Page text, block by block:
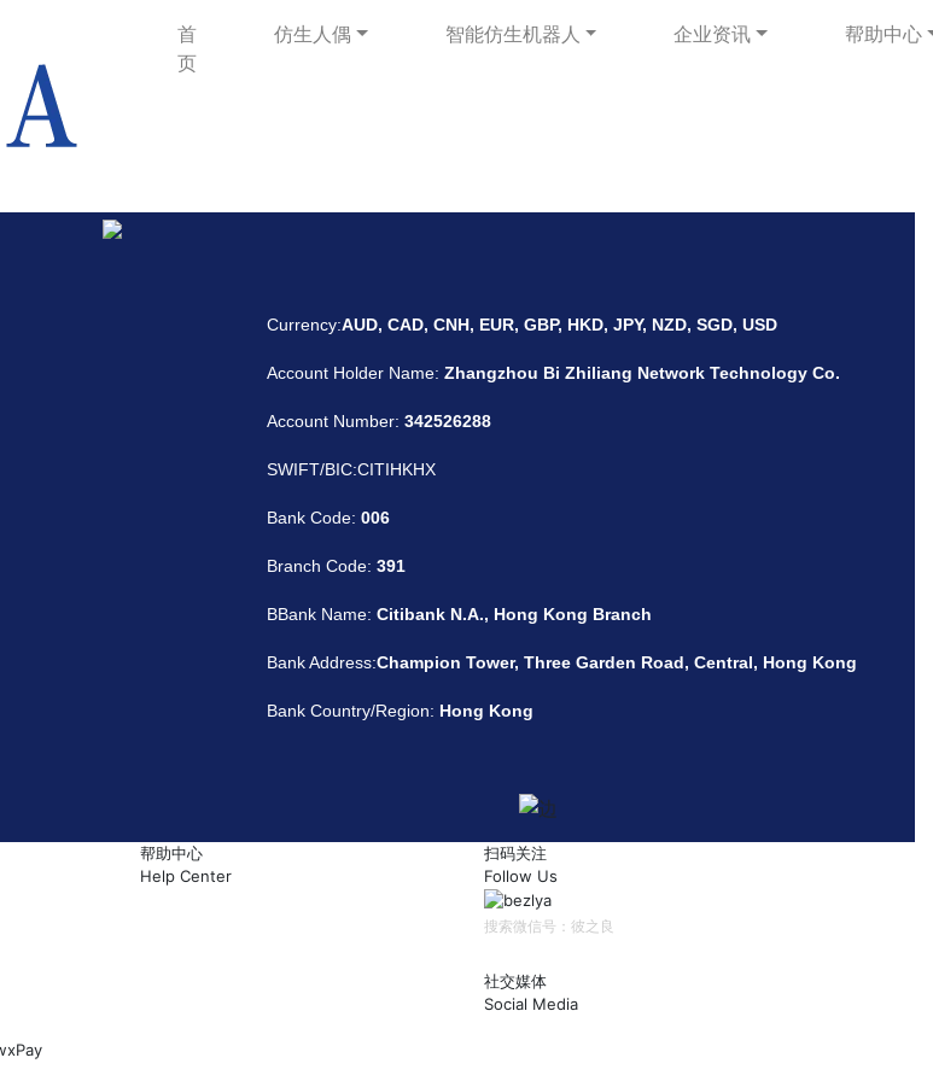
首
页
仿生人偶 智能仿生机器人 企业资讯 帮助中心
Currency:AUD, CAD, CNH, EUR, GBP, HKD, JPY, NZD, SGD, USD
Account Holder Name: Zhangzhou Bi Zhiliang Network Technology Co.
Account Number: 342526288
SWIFT/BIC:CITIHKHX
Bank Code: 006
Branch Code: 391
BBank Name: Citibank N.A., Hong Kong Branch
Bank Address:Champion Tower, Three Garden Road, Central, Hong Kong
Bank Country/Region: Hong Kong
帮助中心
Help Center
扫码关注
Follow Us
搜索微信号：彼之良
社交媒体
Social Media